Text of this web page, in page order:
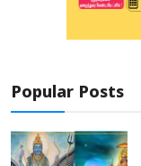
Popular Posts